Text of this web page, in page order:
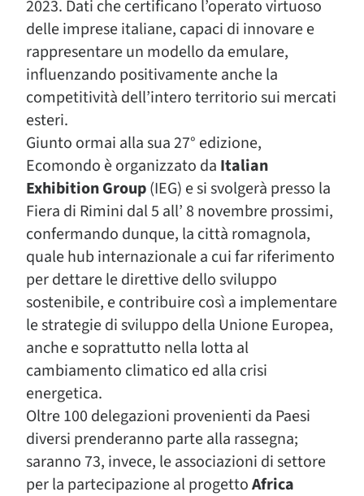
2023. Dati che certificano l’operato virtuoso
delle imprese italiane, capaci di innovare e
rappresentare un modello da emulare,
influenzando positivamente anche la
competitività dell’intero territorio sui mercati
esteri.
Giunto ormai alla sua 27° edizione,
Ecomondo è organizzato da Italian
Exhibition Group(IEG) e si svolgerà presso la
Fiera di Rimini dal 5 all’ 8 novembre prossimi,
confermando dunque, la città romagnola,
quale hub internazionale a cui far riferimento
per dettare le direttive dello sviluppo
sostenibile, e contribuire così a implementare
le strategie di sviluppo della Unione Europea,
anche e soprattutto nella lotta al
cambiamento climatico ed alla crisi
energetica.
Oltre 100 delegazioni provenienti da Paesi
diversi prenderanno parte alla rassegna;
saranno 73, invece, le associazioni di settore
per la partecipazione al progettoAfrica